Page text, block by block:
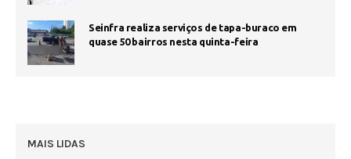
Seinfra realiza serviços de tapa-buraco em
quase 50 bairros nesta quinta-feira
MAIS LIDAS